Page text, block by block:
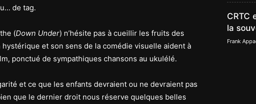
de tag.
(Down Under) n’hésite pas à cueillir les fruits des
et son sens de la comédie visuelle aident à
ponctué de sympathiques chansons au ukulélé.
et ce que les enfants devraient ou ne devraient pas
que le dernier droit nous réserve quelques belles
CRTC
la
Frank